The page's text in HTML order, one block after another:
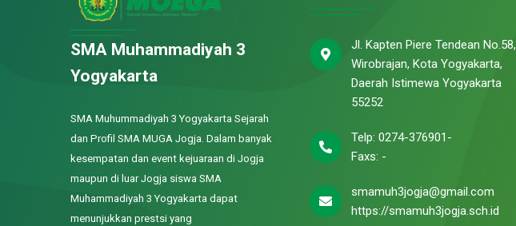
SMA Muhammadiyah 3
Yogyakarta
SMA Muhummadiyah 3 Yogyakarta Sejarah
dan Profil SMA MUGA Jogja. Dalam banyak
kesempatan dan event kejuaraan di Jogja
maupun di luar Jogja siswa SMA
Muhammadiyah 3 Yogyakarta dapat
menunjukkan prestsi yang
Jl. Kapten Piere Tendean No.58,
Wirobrajan, Kota Yogyakarta,
Daerah Istimewa Yogyakarta
55252
Telp: 0274-376901-
Faxs: -
smamuh3jogja@gmail.com
https://smamuh3jogja.sch.id